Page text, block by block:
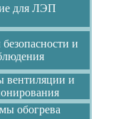
для ЛЭП
и
вентиляции и
обогрева